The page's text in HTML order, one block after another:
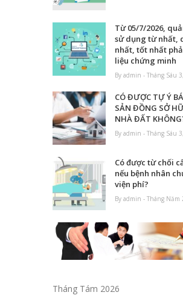
Từ 05/7/2026,
sử dụng từ nhất,
nhất, tốt nhất
liệu chứng minh
By admin - Tháng Sáu
CÓ ĐƯỢC TỰ Ý
SẢN ĐỒNG SỞ
NHÀ ĐẤT
By admin - Tháng Sáu
Có được từ chối
nếu bệnh nhân
viện phí?
By admin - Tháng Năm
Tháng Tám 2026